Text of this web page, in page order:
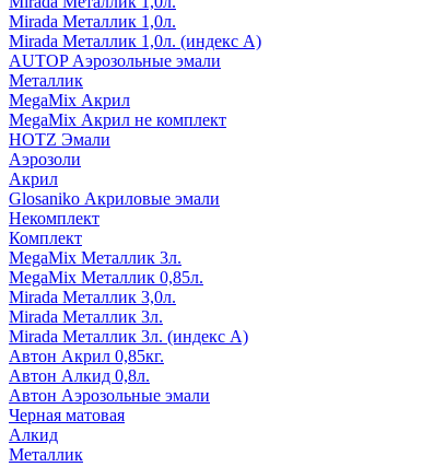
Mirada Металлик 1,0л.
Mirada Металлик 1,0л. (индекс А)
AUTOP Аэрозольные эмали
Металлик
MegaMix Акрил
MegaMix Акрил не комплект
HOTZ Эмали
Аэрозоли
Акрил
Glosaniko Акриловые эмали
Некомплект
Комплект
MegaMix Металлик 3л.
MegaMix Металлик 0,85л.
Mirada Металлик 3,0л.
Mirada Металлик 3л.
Mirada Металлик 3л. (индекс А)
Автон Акрил 0,85кг.
Автон Алкид 0,8л.
Автон Аэрозольные эмали
Черная матовая
Алкид
Металлик